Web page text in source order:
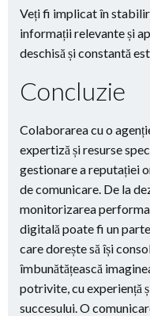
Veți fi implicat în
informații relevante și
deschisă și constantă
Concluzie
Colaborarea cu o
expertiză și resurse
gestionare a reputației
de comunicare. De la
monitorizarea
digitală poate fi un
care dorește să își
îmbunătățească
potrivite, cu experiență
succesului. O